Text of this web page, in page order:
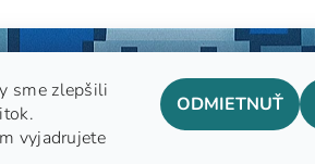
GDPR
sme zlepšili
vyjadrujete
ODMIETNUŤ